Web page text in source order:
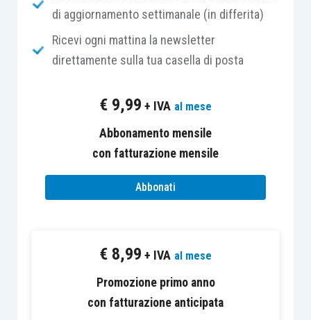
Il quadro evolutivo che ha portato al
nuovo principio
Casi particolari di rilevazione
La contabilizzazione del diritto di reso
La competenza temporale per la
rilevazione dei ricavi per vendita di beni e
bilancio abbreviato e per le micro-imprese
Analisi delle casistiche riportate nel
principio
di aggiornamento settimanale (in differita)
Ricevi ogni mattina la newsletter
direttamente sulla tua casella di posta
€ 9,99 + IVA al mese
Abbonamento mensile
con fatturazione mensile
Abbonati
€ 8,99 + IVA al mese
Promozione primo anno
con fatturazione anticipata